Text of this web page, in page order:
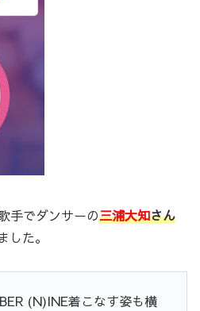
手でダンサーの三浦大知さん
した。
(N)INE着こなす姿も横